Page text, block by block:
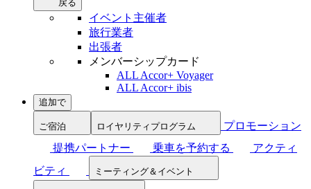
戻る
イベント主催者
旅行業者
出張者
メンバーシップカード
ALL Accor+ Voyager
ALL Accor+ ibis
追加で
ご宿泊 ロイヤリティプログラム
プロモーション
提携パートナー
乗車を予約する
アクティ
ビティ
ミーティング＆イベント